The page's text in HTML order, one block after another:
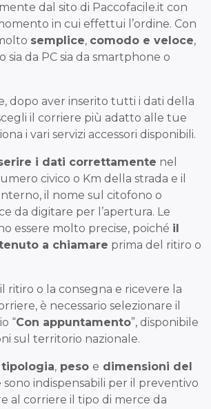
dal sito di Paccofacile.it con
in cui effettui l’ordine. Con
semplice, comodo e veloce,
sia da PC sia da smartphone o
dopo aver inserito tutti i dati della
il corriere più adatto alle tue
i vari servizi accessori disponibili.
i dati correttamente nel
civico o Km della strada e il
il nome sul citofono o
da digitare per l’apertura. Le
essere molto precise, poiché il
a chiamare prima del ritiro o
ritiro o la consegna e ricevere la
è necessario selezionare il
“Con appuntamento”, disponibile
sul territorio nazionale.
tipologia, peso e dimensioni del
sono indispensabili per il preventivo
al corriere il tipo di merce da